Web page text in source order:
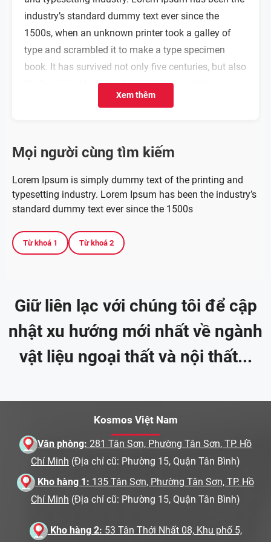
industry’s standard dummy text ever since the
1500s, when an unknown printer took a galley of
type and scrambled it to make a type specimen
book. It has survived not only five centuries, but also
the leap into electronic typesetting, remaining
essentially unchanged. It was popularised in the
desktop publishing software like Aldus PageMaker
Why do we use it?
It is a long established fact that a reader will be
distracted by the readable content of a page when
distribution of letters, as opposed to using ‘Content
here, content here’, making it look like readable
English. Many desktop publishing packages and
web page editors now use Lorem Ipsum as their
default model text, and a search for ‘lorem ipsum’
Various versions have evolved over the years,
sometimes by accident, sometimes on purpose
(injected humour and the like).
Where does it come from?
Contrary to popular belief, Lorem Ipsum is not
classical Latin literature from 45 BC, making it over
Xem thêm
Mọi người cùng tìm kiếm
Lorem Ipsum is simply dummy text of the printing and
typesetting industry. Lorem Ipsum has been the industry’s
standard dummy text ever since the 1500s
Từ khoá 1 Từ khoá 2
Giữ liên lạc với chúng tôi để cập
nhật xu hướng mới nhất về ngành
vật liệu ngoại thất và nội thất...
Kosmos Việt Nam
Văn phòng: 281 Tân Sơn, Phường Tân Sơn, TP. Hồ
Chí Minh (Địa chỉ cũ: Phường 15, Quận Tân Bình)
Kho hàng 1: 135 Tân Sơn, Phường Tân Sơn, TP. Hồ
Chí Minh (Địa chỉ cũ: Phường 15, Quận Tân Bình)
Kho hàng 2: 53 Tân Thới Nhất 08, Khu phố 5,